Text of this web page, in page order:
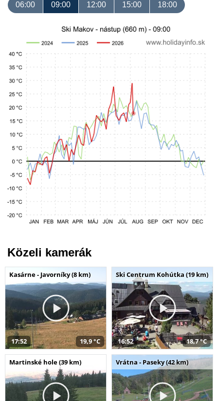
06:00 09:00 12:00 15:00 18:00
Közeli kamerák
Kasárne - Javorníky (8 km)
17:52 19,9 °C
Ski Centrum Kohútka (19 km)
16:52 18,7 °C
Martinské hole (39 km) Vrátna - Paseky (42 km)